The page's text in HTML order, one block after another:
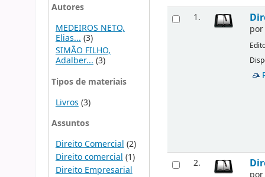
Autores
MEDEIROS NETO,
Elias... (3)
SIMÃO FILHO,
Adalber...(3)
Tipos de materiais
Livros (3)
Assuntos
Direito Comercial (2)
Direito comercial (1)
Direito Empresarial
1.
2.